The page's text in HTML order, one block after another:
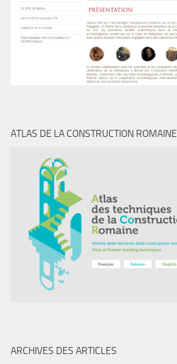
ATLAS DE LA CONSTRUCTION ROMAINE
ARCHIVES DES ARTICLES